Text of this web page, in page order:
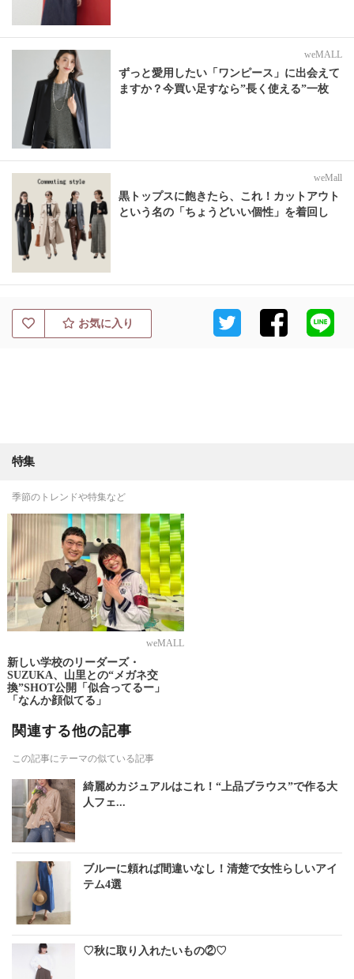
weMALL
ずっと愛用したい「ワンピース」に出会えて
ますか？今買い足すなら”長く使える”一枚
weMall
黒トップスに飽きたら、これ！カットアウト
という名の「ちょうどいい個性」を着回し
お気に入り
特集
季節のトレンドや特集など
weMALL
新しい学校のリーダーズ・
SUZUKA、山里との“メガネ交
換”SHOT公開「似合ってるー」
「なんか顔似てる」
関連する他の記事
この記事にテーマの似ている記事
綺麗めカジュアルはこれ！“上品ブラウス”で作る大
人フェ...
ブルーに頼れば間違いなし！清楚で女性らしいアイ
テム4選
♡秋に取り入れたいもの②♡